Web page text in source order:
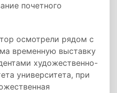
почетного
осмотрели рядом с
временную выставку
художественно-
университета, при